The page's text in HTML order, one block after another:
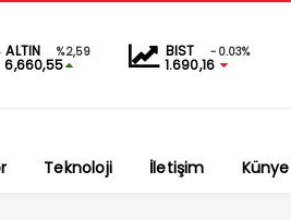
ALTIN %2,59
6,660,55
BIST -0.03%
1.690,16
Teknoloji İletişim Künye